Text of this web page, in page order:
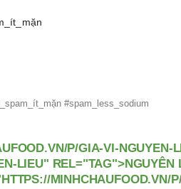
#spam_less_sodium
P/GIA-VI-
LIEU"
MINHCHAUFOOD.VN/